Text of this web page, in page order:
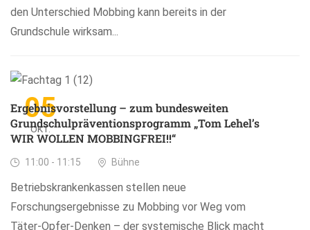
den Unterschied Mobbing kann bereits in der
Grundschule wirksam...
05
OKT.
Ergebnisvorstellung – zum bundesweiten
Grundschulpräventionsprogramm „Tom Lehel’s
WIR WOLLEN MOBBINGFREI!!“
11:00 - 11:15 Bühne
Betriebskrankenkassen stellen neue
Forschungsergebnisse zu Mobbing vor Weg vom
Täter-Opfer-Denken – der systemische Blick macht